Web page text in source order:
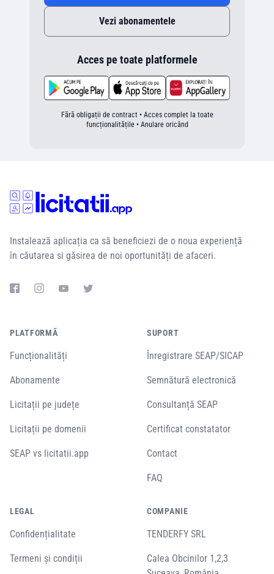
Vezi abonamentele
Acces pe toate platformele
Fără obligații de contract • Acces complet la toate
funcționalitățile • Anulare oricând
Instalează aplicația ca să beneficiezi de o noua experiență
în căutarea si găsirea de noi oportunități de afaceri.
PLATFORMĂ
Funcționalități
Abonamente
Licitații pe județe
Licitații pe domenii
SEAP vs licitatii.app
SUPORT
Înregistrare SEAP/SICAP
Semnătură electronică
Consultanță SEAP
Certificat constatator
Contact
FAQ
LEGAL
Confidențialitate
Termeni și condiții
COMPANIE
TENDERFY SRL
Calea Obcinilor 1,2,3